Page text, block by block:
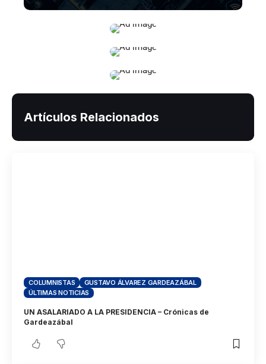
Artículos Relacionados
COLUMNISTAS
GUSTAVO ÁLVAREZ GARDEAZÁBAL
ÚLTIMAS NOTICIAS
UN ASALARIADO A LA PRESIDENCIA – Crónicas de
Gardeazábal